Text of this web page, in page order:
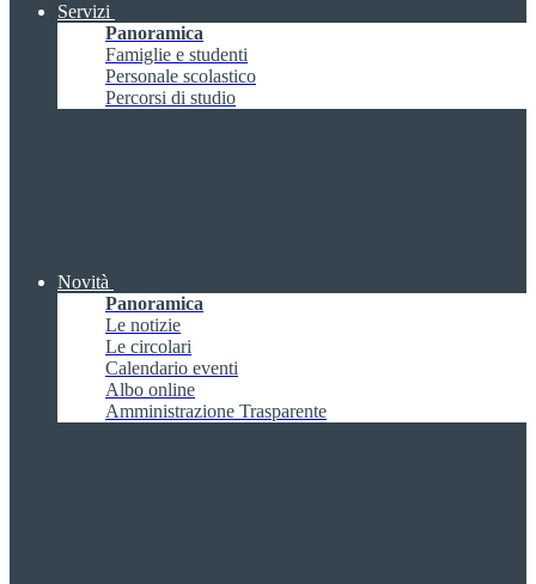
Servizi
Panoramica
Famiglie e studenti
Personale scolastico
Percorsi di studio
Novità
Panoramica
Le notizie
Le circolari
Calendario eventi
Albo online
Amministrazione Trasparente